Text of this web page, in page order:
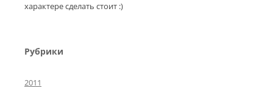
характере сделать стоит :)
Рубрики
2011